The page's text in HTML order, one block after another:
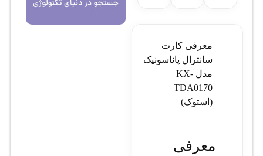
معرفی کارت
سانترال پاناسونیک
مدل KX-
TDA0170
(استوک)
معرفی